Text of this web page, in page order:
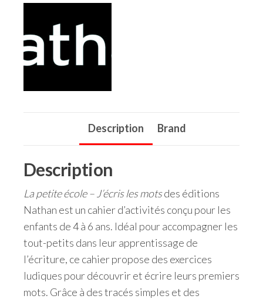
Description Brand
Description
La petite école – J’écris les motsdes éditions
Nathan est un cahier d’activités conçu pour les
enfants de 4 à 6 ans. Idéal pour accompagner les
tout-petits dans leur apprentissage de
l’écriture, ce cahier propose des exercices
ludiques pour découvrir et écrire leurs premiers
mots. Grâce à des tracés simples et des